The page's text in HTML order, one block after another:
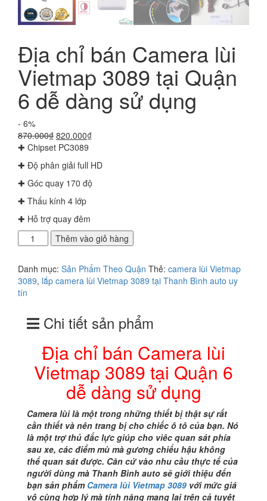
Địa chỉ bán Camera lùi
Vietmap 3089 tại Quận
6 dễ dàng sử dụng
- 6%
870.000₫ Giá
gốc
870.000₫.
820.000₫Giá
là:
820.000₫.
✚ Chipset PC3089
✚ Độ phân giải full HD
✚ Góc quay 170 độ
✚ Thấu kính 4 lớp
✚ Hỗ trợ quay đêm
chỉ
Camera
lùi
Vietmap
tại
Quận
dàng
lượng
Thêm vào giỏ hàng
Danh mục: Sản Phẩm Theo Quận Thẻ: camera lùi Vietmap
3089, lắp camera lùi Vietmap 3089 tại Thanh Bình auto uy
tín
Chi tiết sản phẩm
Địa chỉ bán Camera lùi
Vietmap 3089 tại Quận 6
dễ dàng sử dụng
Camera lùi là một trong những thiết bị thật sự rất
cần thiết và nên trang bị cho chiếc ô tô của bạn. Nó
là một trợ thủ đắc lực giúp cho viêc quan sát phía
sau xe, các điểm mù mà gương chiếu hậu không
thể quan sát được. Căn cứ vào nhu cầu thực tế của
người dùng mà Thanh Bình auto sẽ giới thiệu đến
bạn sản phẩm Camera lùi Vietmap 3089 với mức giá
vô cùng hợp lý mà tính năng mang lại trên cả tuyệt